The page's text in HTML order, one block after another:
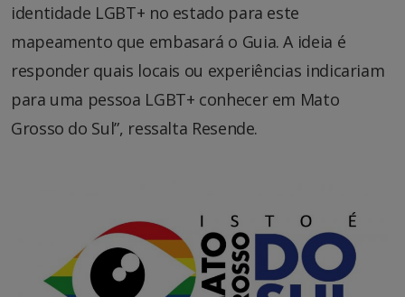
identidade LGBT+ no estado para este
mapeamento que embasará o Guia. A ideia é
responder quais locais ou experiências indicariam
para uma pessoa LGBT+ conhecer em Mato
Grosso do Sul”, ressalta Resende.